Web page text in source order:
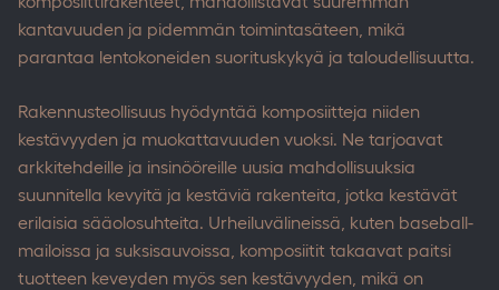
kantavuuden ja pidemmän toimintasäteen, mikä
parantaa lentokoneiden suorituskykyä ja taloudellisuutta.
Rakennusteollisuus hyödyntää komposiitteja niiden
kestävyyden ja muokattavuuden vuoksi. Ne tarjoavat
arkkitehdeille ja insinööreille uusia mahdollisuuksia
suunnitella kevyitä ja kestäviä rakenteita, jotka kestävät
erilaisia sääolosuhteita. Urheiluvälineissä, kuten baseball-
mailoissa ja suksisauvoissa, komposiitit takaavat paitsi
tuotteen keveyden myös sen kestävyyden, mikä on